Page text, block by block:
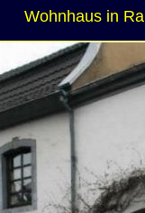
Wohnhaus in